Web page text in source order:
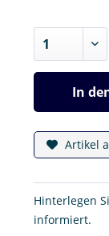
In
Artikel
Hinterlegen
informiert.